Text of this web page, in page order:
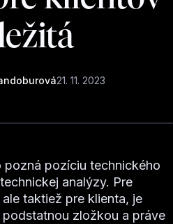
21. 11. 2023
pozíciu technického
analýzy. Pre
taktiež pre klienta, je
zložkou a práve